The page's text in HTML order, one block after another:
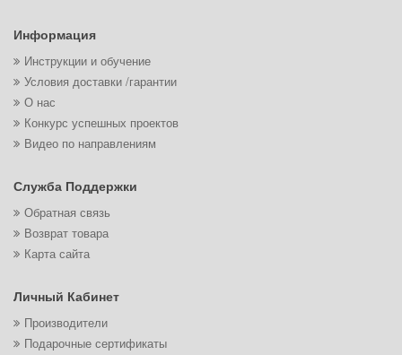
Информация
Инструкции и обучение
Условия доставки /гарантии
О нас
Конкурс успешных проектов
Видео по направлениям
Служба Поддержки
Обратная связь
Возврат товара
Карта сайта
Личный Кабинет
Производители
Подарочные сертификаты